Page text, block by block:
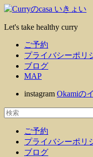
コ
テ
Let's take healthy curry
ご予約
プライバシーポリ
ブログ
MAP
instagram Okamiの
ご予約
プライバシーポリ
ブログ